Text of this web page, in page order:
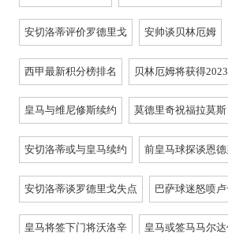
安切洛蒂评价罗德里戈 安帅谈贝林厄姆
西甲最新积分榜排名 贝林厄姆将获得
皇马与维尼修斯续约 莫德里奇祝福拉莫斯
安切洛蒂或与皇马续约 前皇马球探谈恩
安切洛蒂谈罗德里戈失点 巴萨球迷怒喷
皇马将签下门将沃洛辛 皇马或签马马尔达